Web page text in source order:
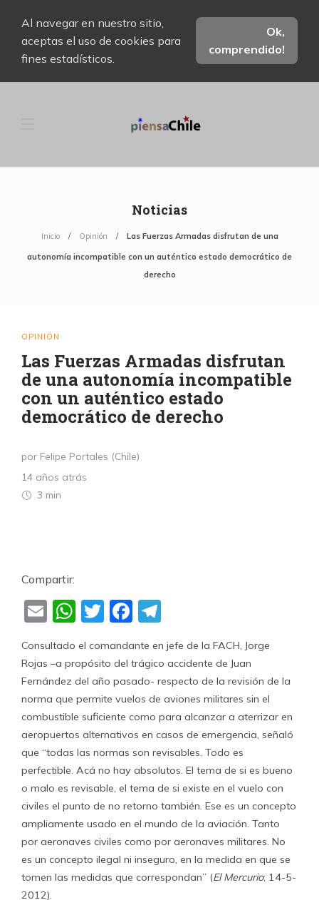
Al navegar en nuestro sitio,
aceptas el uso de cookies para
fines estadísticos.
Ok,
comprendido!
Noticias
Inicio Opinión Las Fuerzas Armadas disfrutan de una
autonomía incompatible con un auténtico estado democrático de
derecho
OPINIÓN
Las Fuerzas Armadas disfrutan
de una autonomía incompatible
con un auténtico estado
democrático de derecho
por Felipe Portales (Chile)
14 años atrás
3 min
Compartir:
EmailWhatsApp
TwitterFacebook
Consultado el comandante en jefe de la FACH, Jorge
Rojas –a propósito del trágico accidente de Juan
Fernández del año pasado- respecto de la revisión de la
norma que permite vuelos de aviones militares sin el
combustible suficiente como para alcanzar a aterrizar en
aeropuertos alternativos en casos de emergencia, señaló
que “todas las normas son revisables. Todo es
perfectible. Acá no hay absolutos. El tema de si es bueno
o malo es revisable, el tema de si existe en el vuelo con
civiles el punto de no retorno también. Ese es un concepto
ampliamente usado en el mundo de la aviación. Tanto
por aeronaves civiles como por aeronaves militares. No
es un concepto ilegal ni inseguro, en la medida en que se
tomen las medidas que correspondan” (El Mercurio; 14-5-
2012).